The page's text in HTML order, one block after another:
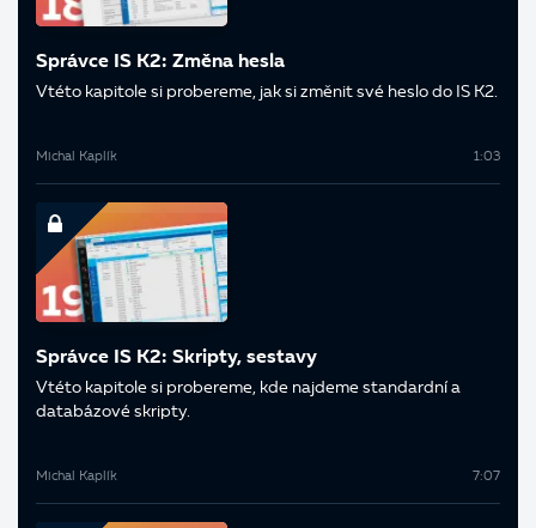
Správce IS K2: Změna hesla
V této kapitole si probereme, jak si změnit své heslo do IS K2.
Michal Kaplík 1:03
Správce IS K2: Skripty, sestavy
V této kapitole si probereme, kde najdeme standardní a
databázové skripty.
Michal Kaplík 7:07